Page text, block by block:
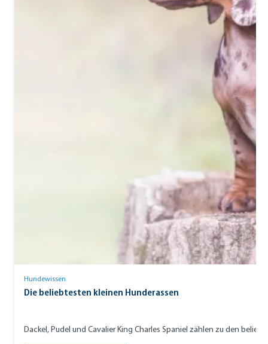
Hundewissen
Die beliebtesten kleinen Hunderassen
Dackel, Pudel und Cavalier King Charles Spaniel zählen zu den